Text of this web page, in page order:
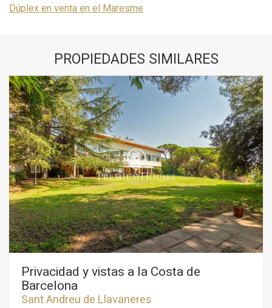
Dúplex en venta en el Maresme
PROPIEDADES SIMILARES
Privacidad y vistas a la Costa de
Barcelona
Sant Andreu de Llavaneres